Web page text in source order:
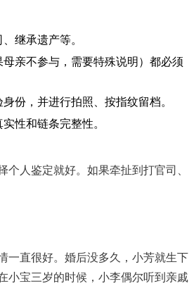
继承遗产等。
亲不参与，需要特殊说明）都必须
份，并进行拍照、按指纹留档。
性和链条完整性。
人鉴定就好。如果牵扯到打官司、
一直很好。婚后没多久，小芳就生下
小宝三岁的时候，小李偶尔听到亲戚